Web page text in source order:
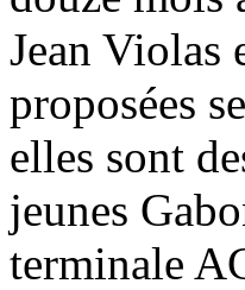
Jean Violas
proposées
elles sont
jeunes
terminale